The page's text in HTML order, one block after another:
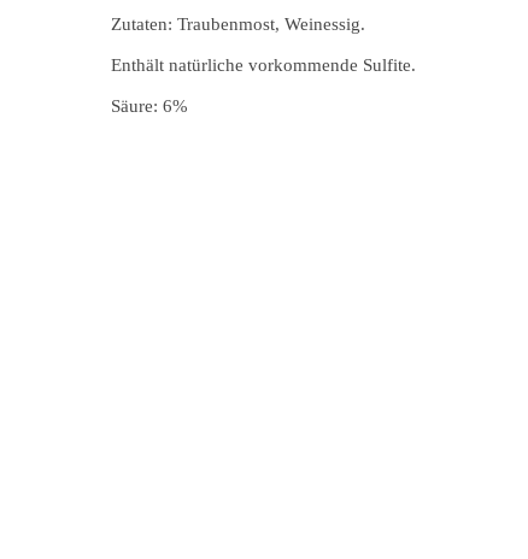
Zutaten: Traubenmost, Weinessig.
Enthält natürliche vorkommende Sulfite.
Säure: 6%